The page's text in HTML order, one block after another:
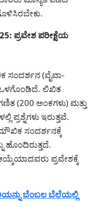
ಪ್ರವೇಶ ಪರೀಕ್ಷೆಯ
ಸಂದರ್ಶನ (ವೈವಾ-
ಒಳಗೊಂಡಿದೆ. ಲಿಖಿತ
(200 ಅಂಕಗಳು) ಮತ್ತು
ಪ್ರಶ್ನೆಗಳು ಇರುತ್ತವೆ.
ಸಂದರ್ಶನಕ್ಕೆ
ಹೊಂದಿರುತ್ತದೆ.
ಪ್ರವೇಶಕ್ಕೆ
ಬೆಂಬಲ ಬೆಲೆಯಲ್ಲಿ